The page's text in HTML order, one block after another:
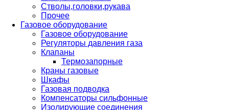
Стволы,головки,рукава
Прочее
Газовое оборудование
Газовое оборудование
Регуляторы давления газа
Клапаны
Термозапорные
Краны газовые
Шкафы
Газовая подводка
Компенсаторы сильфонные
Изолирующие соединения